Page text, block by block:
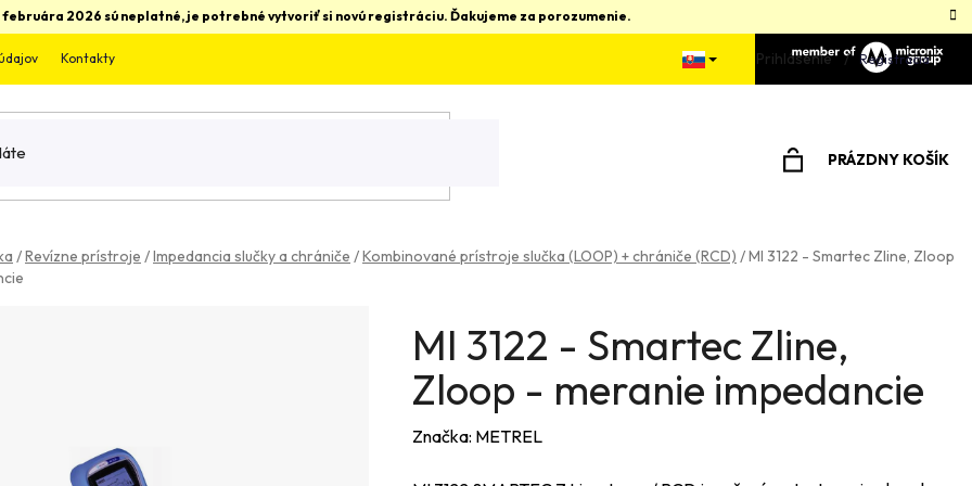
2026 sú neplatné, je potrebné vytvoriť si novú registráciu. Ďakujeme za porozumenie.
Kontakty Prihlásenie Registrácia
PRÁZDNY KOŠÍK
/Revízne prístroje /Impedancia slučky a chrániče /Kombinované prístroje slučka (LOOP) + chrániče (RCD) /MI 3122 - Smartec Zline, Zloop
MI 3122 - Smartec Zline,
Zloop - meranie impedancie
Značka: METREL